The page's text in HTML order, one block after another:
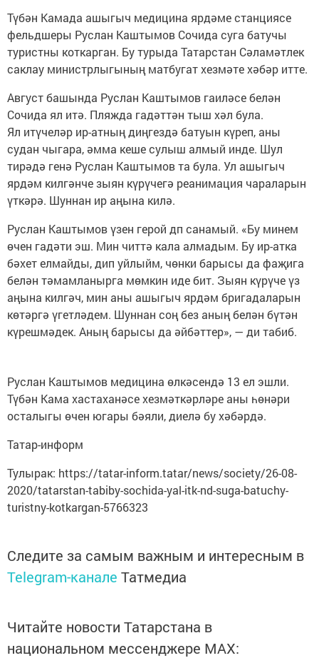
Түбән Камада ашыгыч медицина ярдәме станциясе
фельдшеры Руслан Каштымов Сочида суга батучы
туристны коткарган. Бу турыда Татарстан Сәламәтлек
саклау министрлыгының матбугат хезмәте хәбәр итте.
Август башында Руслан Каштымов гаиләсе белән
Сочида ял итә. Пляжда гадәттән тыш хәл була.
Ял итүчеләр ир-атның диңгездә батуын күреп, аны
судан чыгара, әмма кеше сулыш алмый инде. Шул
тирәдә генә Руслан Каштымов та була. Ул ашыгыч
ярдәм килгәнче зыян күрүчегә реанимация чараларын
үткәрә. Шуннан ир аңына килә.
Руслан Каштымов үзен герой дп санамый. «Бу минем
өчен гадәти эш. Мин читтә кала алмадым. Бу ир-атка
бәхет елмайды, дип уйлыйм, чөнки барысы да фаҗига
белән тәмамланырга мөмкин иде бит. Зыян күрүче үз
аңына килгәч, мин аны ашыгыч ярдәм бригадаларын
көтәргә үгетләдем. Шуннан соң без аның белән бүтән
күрешмәдек. Аның барысы да әйбәттер», — ди табиб.
Руслан Каштымов медицина өлкәсендә 13 ел эшли.
Түбән Кама хастаханәсе хезмәткәрләре аны һөнәри
осталыгы өчен югары бәяли, диелә бу хәбәрдә.
Татар-информ
Тулырак: https://tatar-inform.tatar/news/society/26-08-
2020/tatarstan-tabiby-sochida-yal-itk-nd-suga-batuchy-
turistny-kotkargan-5766323
Следите за самым важным и интересным в
Telegram-канале Татмедиа
Читайте новости Татарстана в
национальном мессенджере MАХ: